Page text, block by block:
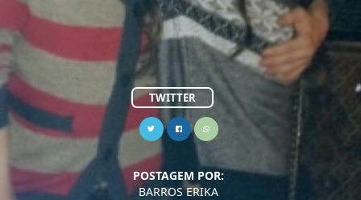
TWITTER
POSTAGEM POR:
BARROS ERIKA